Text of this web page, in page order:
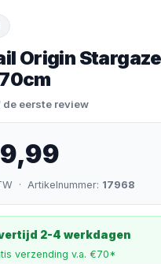
Origin
de eerste review
· Artikelnummer: 17968
2-4 werkdagen
verzending v.a. €70*